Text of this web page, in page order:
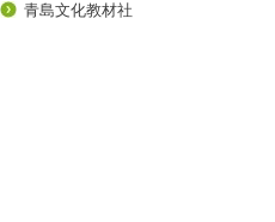
青島文化教材社